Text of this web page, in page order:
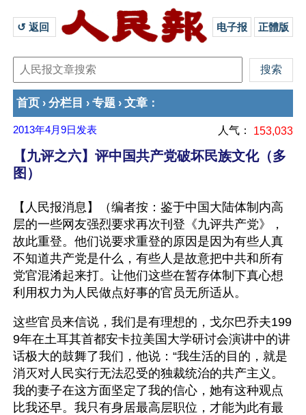
↺ 返回 电子报 正體版
首页 › 分栏目 › 专题 › 文章 ：
2013年4月9日 发表 人气： 153,033
【九评之六】评中国共产党破坏民族文化（多
图）
【人民报消息】（编者按：鉴于中国大陆体制内高
层的一些网友强烈要求再次刊登《九评共产党》，
故此重登。他们说要求重登的原因是因为有些人真
不知道共产党是什么，有些人是故意把中共和所有
党官混淆起来打。让他们这些在暂存体制下真心想
利用权力为人民做点好事的官员无所适从。
这些官员来信说，我们是有理想的，戈尔巴乔夫199
9年在土耳其首都安卡拉美国大学研讨会演讲中的讲
话极大的鼓舞了我们，他说：“我生活的目的，就是
消灭对人民实行无法忍受的独裁统治的共产主义。
我的妻子在这方面坚定了我的信心，她有这种观点
比我还早。我只有身居最高层职位，才能为此有最